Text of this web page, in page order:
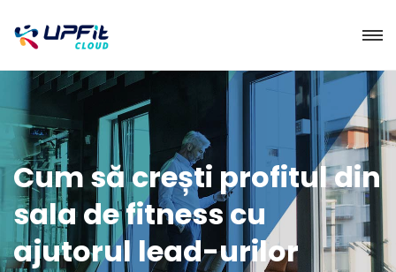
Cum să crești profitul din
sala de fitness cu
ajutorul lead-urilor